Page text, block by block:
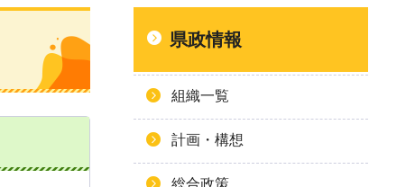
県政情報
組織一覧
計画・構想
総合政策